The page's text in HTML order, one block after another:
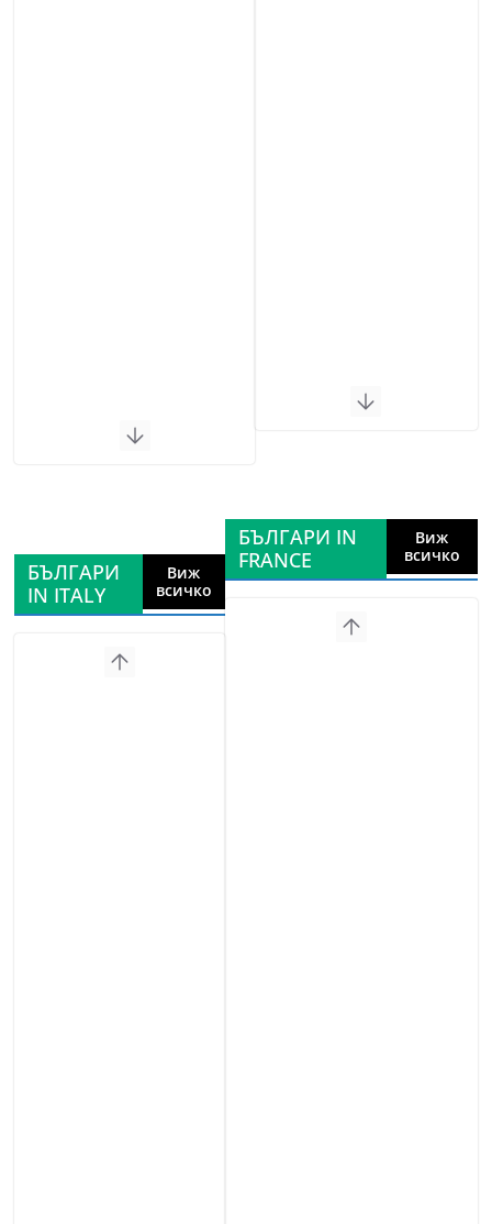
БЪЛГАРИ
IN ITALY
Виж
всичко
БЪЛГАРИ IN
FRANCE
Виж
всичко